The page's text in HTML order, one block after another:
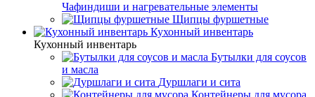
Чафиндиши и нагревательные элементы
Щипцы фуршетные
Кухонный инвентарь
Кухонный инвентарь
Бутылки для соусов
и масла
Дуршлаги и сита
Контейнеры для мусора